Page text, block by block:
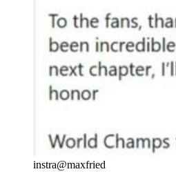
instra@maxfried